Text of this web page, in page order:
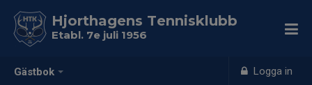
Gästbok Logga in
Hjorthagens Tennisklubb
Etabl. 7e juli 1956